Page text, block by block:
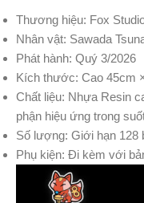
Thương hiệu: Fox
Nhân vật: Sawada
Phát hành: Quý 3/2026
Kích thước: Cao 45cm
Chất liệu: Nhựa Resin
phận hiệu ứng trong
Số lượng: Giới hạn 128
Phụ kiện: Đi kèm với